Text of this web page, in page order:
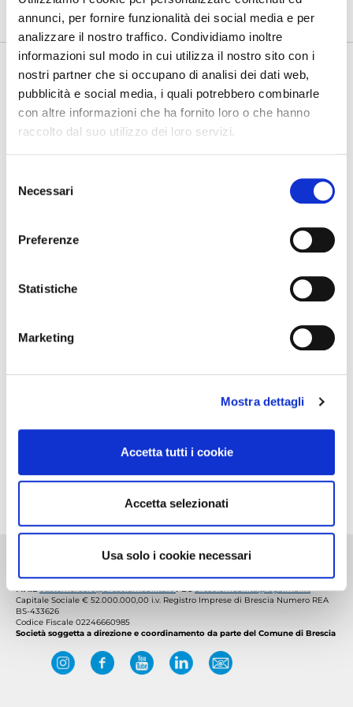
annunci, per fornire funzionalità dei social media e per
analizzare il nostro traffico. Condividiamo inoltre
informazioni sul modo in cui utilizza il nostro sito con i
nostri partner che si occupano di analisi dei dati web,
pubblicità e social media, i quali potrebbero combinarle
con altre informazioni che ha fornito loro o che hanno
raccolto dal suo utilizzo dei loro servizi.
delNecessari
Preferenze
Statistiche
Marketing
Mostra dettagli
Accetta tutti i cookie
Accetta selezionati
Usa solo i cookie necessari
NOMINATIVO:CRISTINA RENNA
Organismo di Vigilanza
Durata:
€2.500
decorrere dal 16.5.2023;
dell’Organismo di Vigilanza ex D.Lgs. 231/2001 e ss.mm.ii.
Tipo Procedura:
Num. Partecipanti:
CV del 16.1.2023
Brescia Mobilità S.p.A. - Società Metropolitana di Mobilità
Via Leonida Magnolini 3 (Brescia), CAP 25135
MAIL customercare@bresciamobilita.itPEC bresciamobilita@legalmail.it
Capitale Sociale € 52.000.000,00 i.v. Registro Imprese di Brescia Numero REA
BS-433626
Codice Fiscale 02246660985
Società soggetta a direzione e coordinamento da parte del Comune di Brescia